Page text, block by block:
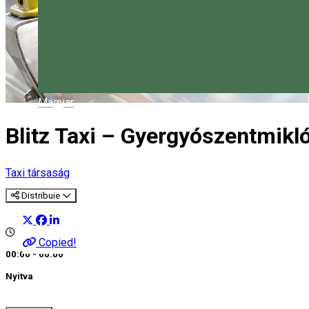
Magyar
Blitz Taxi –
Taxi társaság
Distribuie
Copied!
00:00 - 00:00
Nyitva